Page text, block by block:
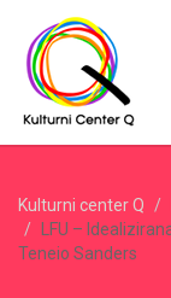
Kulturni center Q
LFU –
Teneio Sanders